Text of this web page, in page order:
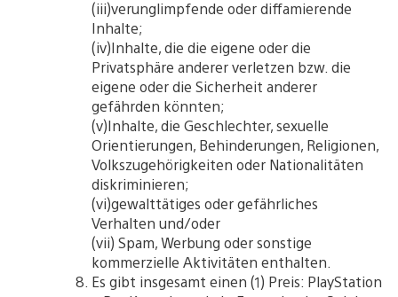
(iii)verunglimpfende oder diffamierende
Inhalte;
(iv)Inhalte, die die eigene oder die
Privatsphäre anderer verletzen bzw. die
eigene oder die Sicherheit anderer
gefährden könnten;
(v)Inhalte, die Geschlechter, sexuelle
Orientierungen, Behinderungen, Religionen,
Volkszugehörigkeiten oder Nationalitäten
diskriminieren;
(vi)gewalttätiges oder gefährliches
Verhalten und/oder
(vii) Spam, Werbung oder sonstige
kommerzielle Aktivitäten enthalten.
Es gibt insgesamt einen (1) Preis: PlayStation